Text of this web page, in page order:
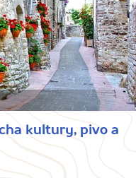
kultury, pivo a